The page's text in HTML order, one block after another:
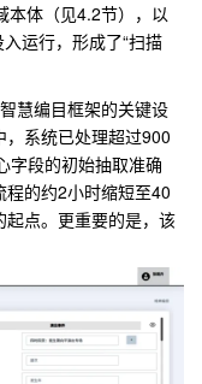
本体（见4.2节），以
运行，形成了“扫描
慧编目框架的关键设
系统已处理超过900
字段的初始抽取准确
的约2小时缩短至40
点。更重要的是，该